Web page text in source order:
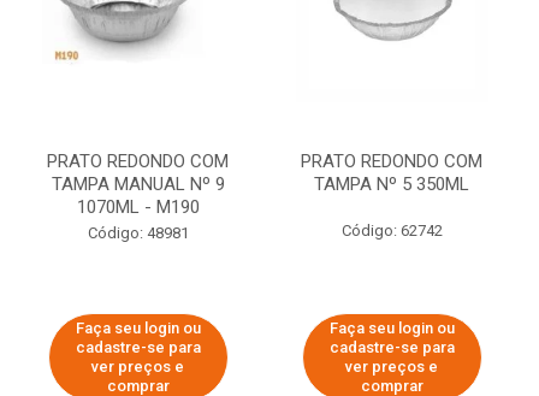
PRATO REDONDO COM
TAMPA MANUAL Nº 9
1070ML - M190
Código: 48981
Faça seu login ou
cadastre-se para
ver preços e
comprar
PRATO REDONDO COM
TAMPA Nº 5 350ML
Código: 62742
Faça seu login ou
cadastre-se para
ver preços e
comprar